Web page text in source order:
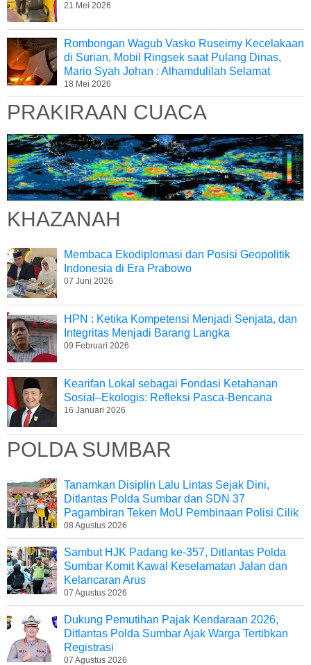
21 Mei 2026
Rombongan Wagub Vasko Ruseimy Kecelakaan
di Surian, Mobil Ringsek saat Pulang Dinas,
Mario Syah Johan : Alhamdulilah Selamat
18 Mei 2026
PRAKIRAAN CUACA
KHAZANAH
Membaca Ekodiplomasi dan Posisi Geopolitik
Indonesia di Era Prabowo
07 Juni 2026
HPN : Ketika Kompetensi Menjadi Senjata, dan
Integritas Menjadi Barang Langka
09 Februari 2026
Kearifan Lokal sebagai Fondasi Ketahanan
Sosial–Ekologis: Refleksi Pasca-Bencana
16 Januari 2026
POLDA SUMBAR
Tanamkan Disiplin Lalu Lintas Sejak Dini,
Ditlantas Polda Sumbar dan SDN 37
Pagambiran Teken MoU Pembinaan Polisi Cilik
08 Agustus 2026
Sambut HJK Padang ke-357, Ditlantas Polda
Sumbar Komit Kawal Keselamatan Jalan dan
Kelancaran Arus
07 Agustus 2026
Dukung Pemutihan Pajak Kendaraan 2026,
Ditlantas Polda Sumbar Ajak Warga Tertibkan
Registrasi
07 Agustus 2026